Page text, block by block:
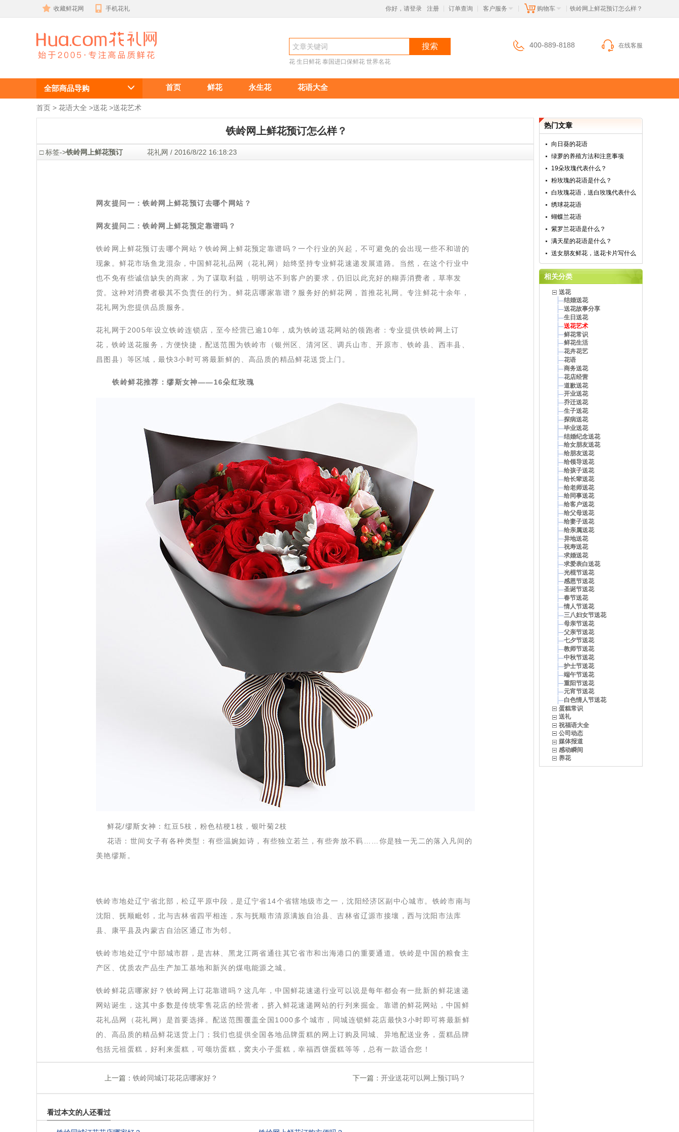
收藏鲜花网 手机花礼 你好，请登录 注册 订单查询 客户服务 购物车 铁岭网上鲜花预订怎么样？
铁岭网上鲜花
预订怎么样？
搜索
花 生日鲜花 泰国进口保鲜花 世界名花
400-889-8188 在线客服
全部商品导购 首页 鲜花 永生花 花语大全
首页 > 花语大全 >送花 >送花艺术
铁岭网上鲜花预订怎么样？
□ 标签->铁岭网上鲜花预订 花礼网 / 2016/8/22 16:18:23
网友提问一：铁岭网上鲜花预订去哪个网站？
网友提问二：铁岭网上鲜花预定靠谱吗？
铁岭网上鲜花预订去哪个网站？铁岭网上鲜花预定靠谱吗？一个行业的兴起，不可避免的会出现一些不和谐的
现象。鲜花市场鱼龙混杂，中国鲜花礼品网（花礼网）始终坚持专业鲜花速递发展道路。当然，在这个行业中
也不免有些诚信缺失的商家，为了谋取利益，明明达不到客户的要求，仍旧以此充好的糊弄消费者，草率发
货。这种对消费者极其不负责任的行为。鲜花店哪家靠谱？服务好的鲜花网，首推花礼网。专注鲜花十余年，
花礼网为您提供品质服务。
花礼网于2005年设立铁岭连锁店，至今经营已逾10年，成为铁岭送花网站的领跑者：专业提供铁岭网上订
花，铁岭送花服务，方便快捷，配送范围为铁岭市（银州区、清河区、调兵山市、开原市、铁岭县、西丰县、
昌图县）等区域，最快3小时可将最新鲜的、高品质的精品鲜花送货上门。
铁岭鲜花推荐：缪斯女神——16朵红玫瑰
鲜花/缪斯女神 ：红豆5枝，粉色桔梗1枝，银叶菊2枝
花语：世间女子有各种类型：有些温婉如诗，有些独立若兰，有些奔放不羁……你是独一无二的落入凡间的
美艳缪斯。
铁岭市地处辽宁省北部，松辽平原中段，是辽宁省14个省辖地级市之一，沈阳经济区副中心城市。铁岭市南与
沈阳、抚顺毗邻，北与吉林省四平相连，东与抚顺市清原满族自治县、吉林省辽源市接壤，西与沈阳市法库
县、康平县及内蒙古自治区通辽市为邻。
铁岭市地处辽宁中部城市群，是吉林、黑龙江两省通往其它省市和出海港口的重要通道。铁岭是中国的粮食主
产区、优质农产品生产加工基地和新兴的煤电能源之城。
铁岭鲜花店哪家好？铁岭网上订花靠谱吗？这几年，中国鲜花速递行业可以说是每年都会有一批新的鲜花速递
网站诞生，这其中多数是传统零售花店的经营者，挤入鲜花速递网站的行列来掘金。靠谱的鲜花网站，中国鲜
花礼品网（花礼网）是首要选择。配送范围覆盖全国1000多个城市，同城连锁鲜花店最快3小时即可将最新鲜
的、高品质的精品鲜花送货上门；我们也提供全国各地品牌蛋糕的网上订购及同城、异地配送业务，蛋糕品牌
包括元祖蛋糕，好利来蛋糕，可颂坊蛋糕，窝夫小子蛋糕，幸福西饼蛋糕等等，总有一款适合您！
上一篇： 铁岭同城订花花店哪家好？ 下一篇：开业送花可以网上预订吗？
看过本文的人还看过
热门文章
向日葵的花语
绿萝的养殖方法和注意事项
19朵玫瑰代表什么？
粉玫瑰的花语是什么？
白玫瑰花语，送白玫瑰代表什么
绣球花花语
蝴蝶兰花语
紫罗兰花语是什么？
满天星的花语是什么？
送女朋友鲜花，送花卡片写什么
相关分类
送花
结婚送花
送花故事分享
生日送花
送花艺术
鲜花常识
鲜花生活
花卉花艺
花语
商务送花
花店经营
道歉送花
开业送花
乔迁送花
生子送花
探病送花
毕业送花
结婚纪念送花
给女朋友送花
给朋友送花
给领导送花
给孩子送花
给长辈送花
给老师送花
给同事送花
给客户送花
给父母送花
给妻子送花
给亲属送花
异地送花
祝寿送花
求婚送花
求爱表白送花
光棍节送花
感恩节送花
圣诞节送花
春节送花
情人节送花
三八妇女节送花
母亲节送花
父亲节送花
七夕节送花
教师节送花
中秋节送花
护士节送花
端午节送花
重阳节送花
元宵节送花
白色情人节送花
蛋糕常识
送礼
祝福语大全
公司动态
媒体报道
感动瞬间
养花